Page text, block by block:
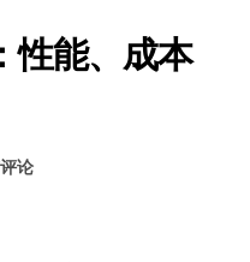
性能、成本
论